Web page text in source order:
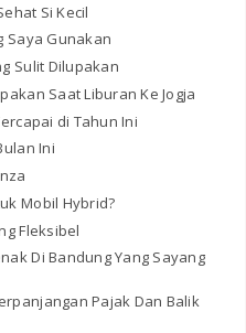
Si Kecil
Saya Gunakan
Sulit Dilupakan
Saat Liburan Ke Jogja
di Tahun Ini
Ini
Mobil Hybrid?
Fleksibel
Di Bandung Yang Sayang
Pajak Dan Balik